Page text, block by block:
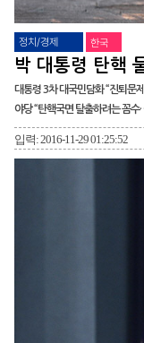
정치/경제 한국
박 대통령 탄핵
대통령 3차 대국민담화 “진퇴문
야당 “탄핵국면 탈출하려는 꼼
입력: 2016-11-29 01:25:52